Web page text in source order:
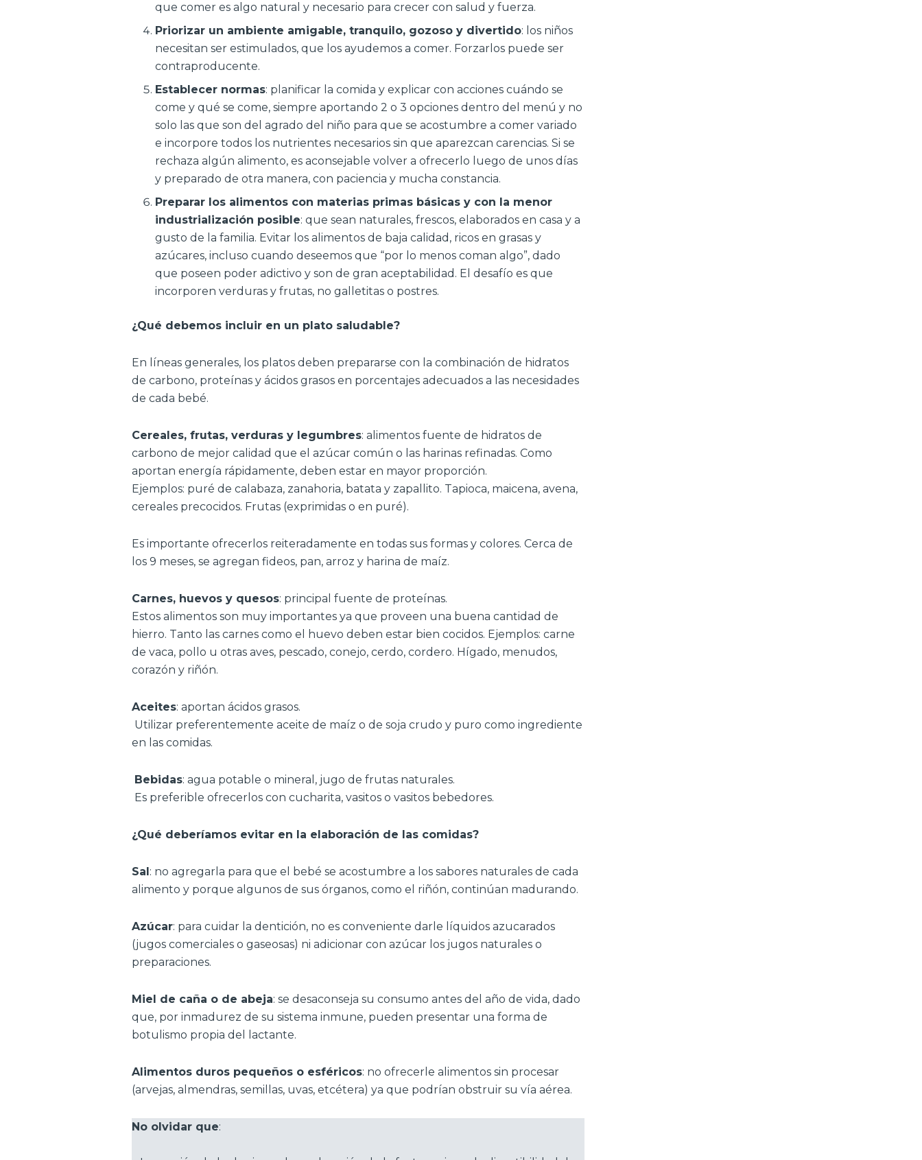
que comer es algo natural y necesario para crecer con salud y fuerza.
Priorizar un ambiente amigable, tranquilo, gozoso y divertido: los niños
necesitan ser estimulados, que los ayudemos a comer. Forzarlos puede ser
contraproducente.
Establecer normas: planificar la comida y explicar con acciones cuándo se
come y qué se come, siempre aportando 2 o 3 opciones dentro del menú y no
solo las que son del agrado del niño para que se acostumbre a comer variado
e incorpore todos los nutrientes necesarios sin que aparezcan carencias. Si se
rechaza algún alimento, es aconsejable volver a ofrecerlo luego de unos días
y preparado de otra manera, con paciencia y mucha constancia.
Preparar los alimentos con materias primas básicas y con la menor
industrialización posible: que sean naturales, frescos, elaborados en casa y a
gusto de la familia. Evitar los alimentos de baja calidad, ricos en grasas y
azúcares, incluso cuando deseemos que “por lo menos coman algo”, dado
que poseen poder adictivo y son de gran aceptabilidad. El desafío es que
incorporen verduras y frutas, no galletitas o postres.
¿Qué debemos incluir en un plato saludable?
En líneas generales, los platos deben prepararse con la combinación de hidratos
de carbono, proteínas y ácidos grasos en porcentajes adecuados a las necesidades
de cada bebé.
Cereales, frutas, verduras y legumbres: alimentos fuente de hidratos de
carbono de mejor calidad que el azúcar común o las harinas refinadas. Como
aportan energía rápidamente, deben estar en mayor proporción.
Ejemplos: puré de calabaza, zanahoria, batata y zapallito. Tapioca, maicena, avena,
cereales precocidos. Frutas (exprimidas o en puré).
Es importante ofrecerlos reiteradamente en todas sus formas y colores. Cerca de
los 9 meses, se agregan fideos, pan, arroz y harina de maíz.
Carnes, huevos y quesos: principal fuente de proteínas.
Estos alimentos son muy importantes ya que proveen una buena cantidad de
hierro. Tanto las carnes como el huevo deben estar bien cocidos. Ejemplos: carne
de vaca, pollo u otras aves, pescado, conejo, cerdo, cordero. Hígado, menudos,
corazón y riñón.
Aceites: aportan ácidos grasos.
Utilizar preferentemente aceite de maíz o de soja crudo y puro como ingrediente
en las comidas.
Bebidas: agua potable o mineral, jugo de frutas naturales.
Es preferible ofrecerlos con cucharita, vasitos o vasitos bebedores.
¿Qué deberíamos evitar en la elaboración de las comidas?
Sal : no agregarla para que el bebé se acostumbre a los sabores naturales de cada
alimento y porque algunos de sus órganos, como el riñón, continúan madurando.
Azúcar: para cuidar la dentición, no es conveniente darle líquidos azucarados
(jugos comerciales o gaseosas) ni adicionar con azúcar los jugos naturales o
preparaciones.
Miel de caña o de abeja: se desaconseja su consumo antes del año de vida, dado
que, por inmadurez de su sistema inmune, pueden presentar una forma de
botulismo propia del lactante.
Alimentos duros pequeños o esféricos: no ofrecerle alimentos sin procesar
(arvejas, almendras, semillas, uvas, etcétera) ya que podrían obstruir su vía aérea.
No olvidar que: